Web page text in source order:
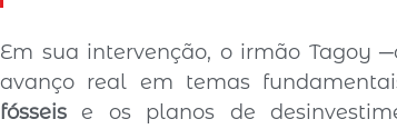
Em sua intervenção, o irmão Tagoy
avanço real em temas
fósseis e os planos de